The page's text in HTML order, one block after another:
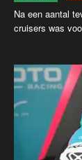
Na een aantal
cruisers was